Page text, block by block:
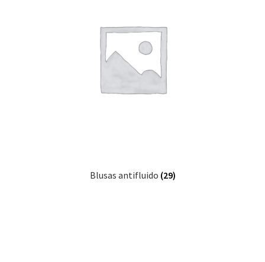
Blusas antifluido (29)